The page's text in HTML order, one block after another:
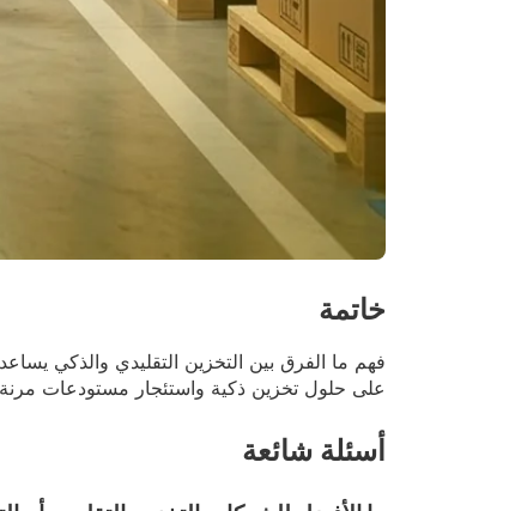
خاتمة
فهم ما الفرق بين التخزين التقليدي والذكي
على حلول تخزين ذكية واستئجار مستودعات
أسئلة شائعة